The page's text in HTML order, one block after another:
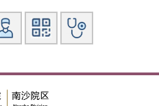
团队（MDT）治疗模式的科
验并积极在亚太地区交流推
前已经形成了胃肠胰腺外科
越的个体化治疗方案。
的胃肠肿瘤综合治疗模